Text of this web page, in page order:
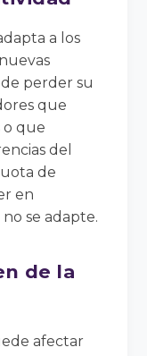
a los
perder su
que
o que
del
de
en
se adapte.
de la
afectar